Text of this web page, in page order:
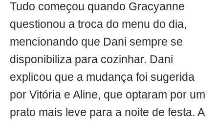
Tudo começou quando Gracyanne
questionou a troca do menu do dia,
mencionando que Dani sempre se
disponibiliza para cozinhar. Dani
explicou que a mudança foi sugerida
por Vitória e Aline, que optaram por um
prato mais leve para a noite de festa. A